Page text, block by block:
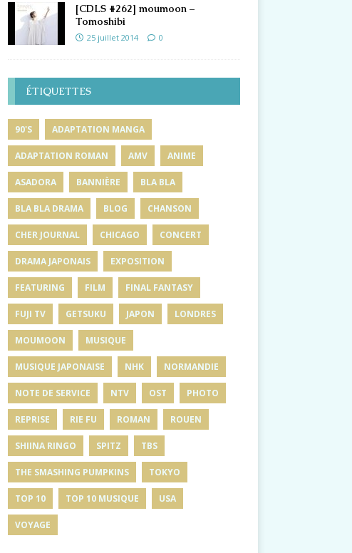
[CDLS #262] moumoon –
Tomoshibi
25 juillet 2014 0
ÉTIQUETTES
90'S ADAPTATION MANGA
ADAPTATION ROMAN AMV ANIME
ASADORA BANNIÈRE BLA BLA
BLA BLA DRAMA BLOG CHANSON
CHER JOURNAL CHICAGO CONCERT
DRAMA JAPONAIS EXPOSITION
FEATURING FILM FINAL FANTASY
FUJI TV GETSUKU JAPON LONDRES
MOUMOON MUSIQUE
MUSIQUE JAPONAISE NHK NORMANDIE
NOTE DE SERVICE NTV OST PHOTO
REPRISE RIE FU ROMAN ROUEN
SHIINA RINGO SPITZ TBS
THE SMASHING PUMPKINS TOKYO
TOP 10 TOP 10 MUSIQUE USA
VOYAGE